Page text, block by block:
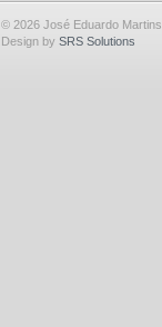
© 2026 José Eduardo Martins
Design by SRS Solutions